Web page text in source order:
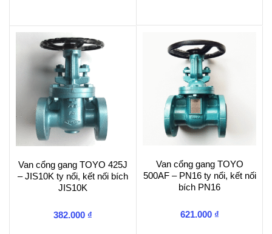
Van cổng gang TOYO 425J
– JIS10K ty nổi, kết nối bích
JIS10K
382.000 ₫
Van cổng gang TOYO
500AF – PN16 ty nổi, kết nối
bích PN16
621.000 ₫